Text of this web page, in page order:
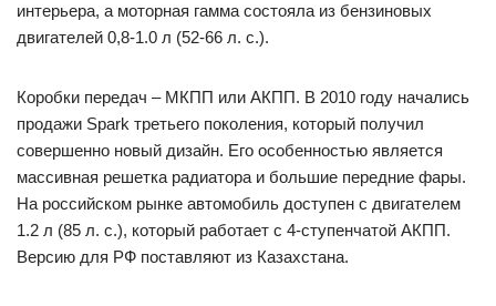
интерьера, а моторная гамма состояла из бензиновых
двигателей 0,8-1.0 л (52-66 л. с.).
Коробки передач – МКПП или АКПП. В 2010 году начались
продажи Spark третьего поколения, который получил
совершенно новый дизайн. Его особенностью является
массивная решетка радиатора и большие передние фары.
На российском рынке автомобиль доступен с двигателем
1.2 л (85 л. с.), который работает с 4-ступенчатой АКПП.
Версию для РФ поставляют из Казахстана.